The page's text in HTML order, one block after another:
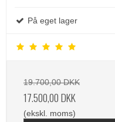
På eget lager
19.700,00 DKK
17.500,00 DKK
(ekskl. moms)